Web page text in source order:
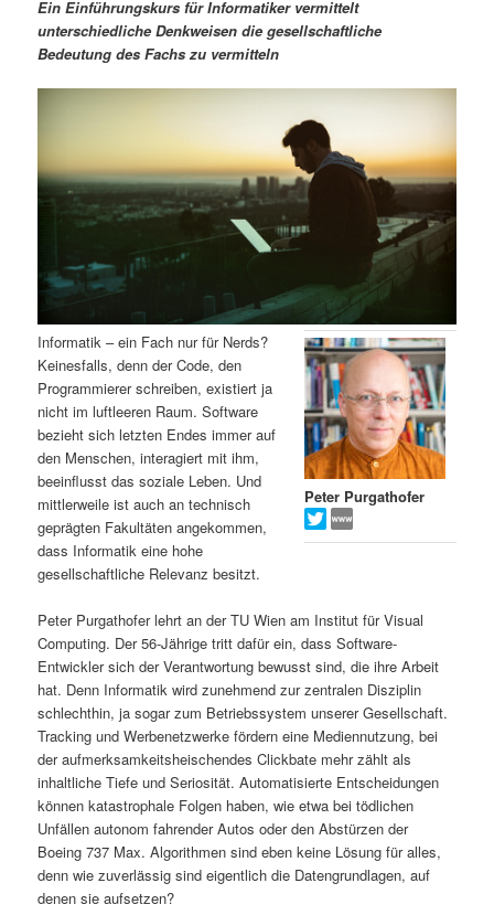
ä
r
n
n
l
t
s
p
r
i
n
g
e
n
n
d
r
n
h
a
l
t
s
p
r
i
n
g
e
n
a
v
i
o
Ein Einführungskurs für Informatiker vermittelt
unterschiedliche Denkweisen die gesellschaftliche
Bedeutung des Fachs zu vermitteln
Peter Purgathofer
Informatik – ein Fach nur für Nerds?
Keinesfalls, denn der Code, den
Programmierer schreiben, existiert ja
nicht im luftleeren Raum. Software
bezieht sich letzten Endes immer auf
den Menschen, interagiert mit ihm,
beeinflusst das soziale Leben. Und
mittlerweile ist auch an technisch
geprägten Fakultäten angekommen,
dass Informatik eine hohe
gesellschaftliche Relevanz besitzt.
Peter Purgathofer lehrt an der TU Wien am Institut für Visual
Computing. Der 56-Jährige tritt dafür ein, dass Software-
Entwickler sich der Verantwortung bewusst sind, die ihre Arbeit
hat. Denn Informatik wird zunehmend zur zentralen Disziplin
schlechthin, ja sogar zum Betriebssystem unserer Gesellschaft.
Tracking und Werbenetzwerke fördern eine Mediennutzung, bei
der aufmerksamkeitsheischendes Clickbate mehr zählt als
inhaltliche Tiefe und Seriosität. Automatisierte Entscheidungen
können katastrophale Folgen haben, wie etwa bei tödlichen
Unfällen autonom fahrender Autos oder den Abstürzen der
Boeing 737 Max. Algorithmen sind eben keine Lösung für alles,
denn wie zuverlässig sind eigentlich die Datengrundlagen, auf
denen sie aufsetzen?